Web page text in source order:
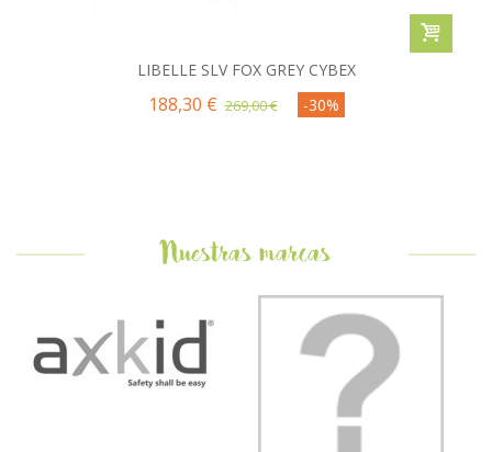
LIBELLE SLV FOX GREY CYBEX
188,30 € 269,00 € -30%
Nuestras marcas